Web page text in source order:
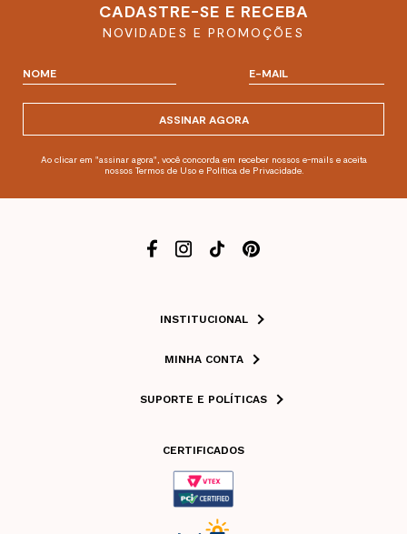
CADASTRE-SE E RECEBA
NOVIDADES E PROMOÇÕES
ASSINAR AGORA
Ao clicar em "assinar agora", você concorda em receber nossos e-mails e aceita
nossos Termos de Uso e Política de Privacidade.
INSTITUCIONAL
MINHA CONTA
SUPORTE E POLÍTICAS
CERTIFICADOS